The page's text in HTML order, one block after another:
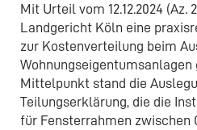
Mit Urteil vom 12.12.2024 (Az.
Landgericht Köln eine
zur Kostenverteilung beim
Wohnungseigentumsanlagen
Mittelpunkt stand die
Teilungserklärung, die die
für Fensterrahmen zwischen